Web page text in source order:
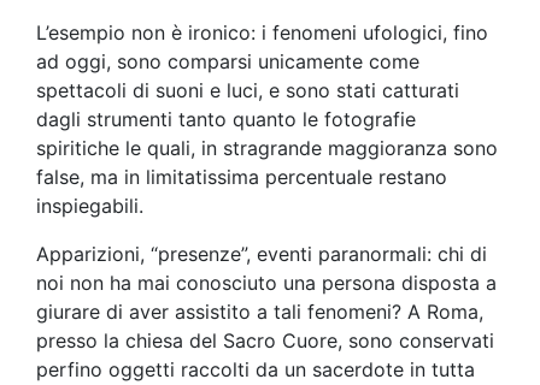
L’esempio non è ironico: i fenomeni ufologici, fino
ad oggi, sono comparsi unicamente come
spettacoli di suoni e luci, e sono stati catturati
dagli strumenti tanto quanto le fotografie
spiritiche le quali, in stragrande maggioranza sono
false, ma in limitatissima percentuale restano
inspiegabili.
Apparizioni, “presenze”, eventi paranormali: chi di
noi non ha mai conosciuto una persona disposta a
giurare di aver assistito a tali fenomeni? A Roma,
presso la chiesa del Sacro Cuore, sono conservati
perfino oggetti raccolti da un sacerdote in tutta